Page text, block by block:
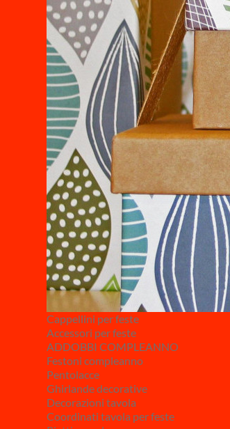
Cappellini per feste
Accessori per feste
ADDOBBI COMPLEANNO
Festoni compleanno
Pentolacce
Ghirlande decorative
Decorazioni tavola
Coordinati tavola per feste